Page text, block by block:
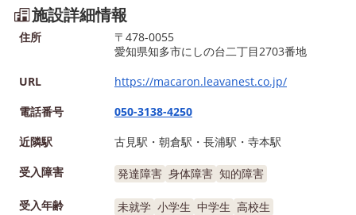
ださい！ 『放課後デイ
478-0055 📞 0562-56-
施設詳細情報
住所
〒478-0055
愛知県知多市にしの台二丁目2703番地
URL
https://macaron.leavanest.co.jp/
電話番号
050-3138-4250
近隣駅
古見駅・朝倉駅・長浦駅・寺本駅
受入障害
発達障害 身体障害 知的障害
受入年齢 未就学 小学生 中学生 高校生